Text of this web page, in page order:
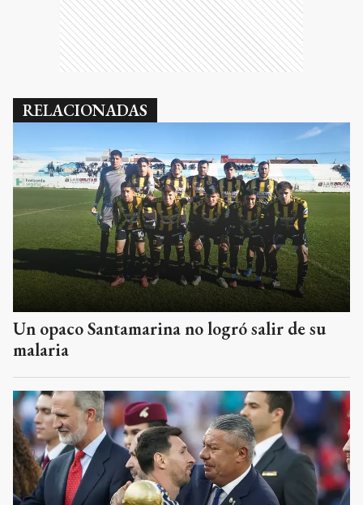
RELACIONADAS
Un opaco Santamarina no logró salir de su
malaria